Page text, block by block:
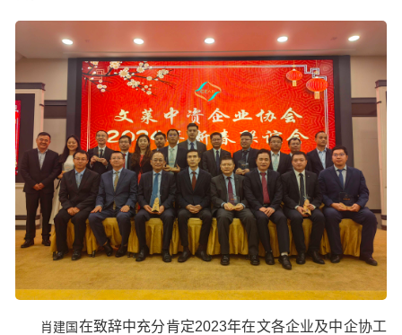
肖建国在致辞中充分肯定2023年在文各企业及中企协工